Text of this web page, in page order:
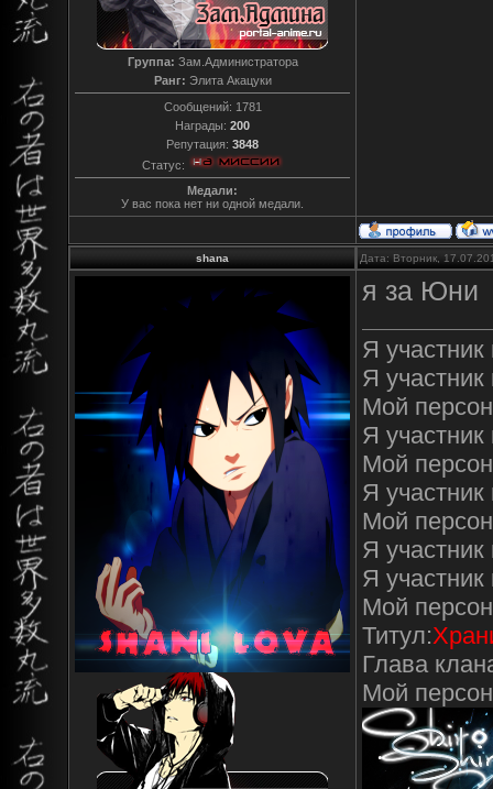
Группа: Зам.Администратора
Ранг: Элита Акацуки
Сообщений: 1781
Награды: 200
Репутация: 3848
Статус:
Медали:
У вас пока нет ни одной медали.
shana Дата: Вторник,
я за Юни
Я
Я
Мой
Я
Мой
Я
Мой
Я
Я
Мой
Титул:
Глава
Мой